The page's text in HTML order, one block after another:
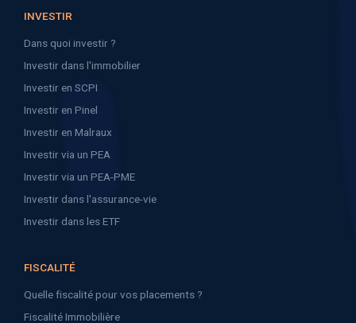
INVESTIR
Dans quoi investir ?
Investir dans l'immobilier
Investir en SCPI
Investir en Pinel
Investir en Malraux
Investir via un PEA
Investir via un PEA-PME
Investir dans l'assurance-vie
Investir dans les ETF
FISCALITÉ
Quelle fiscalité pour vos placements ?
Fiscalité Immobilière